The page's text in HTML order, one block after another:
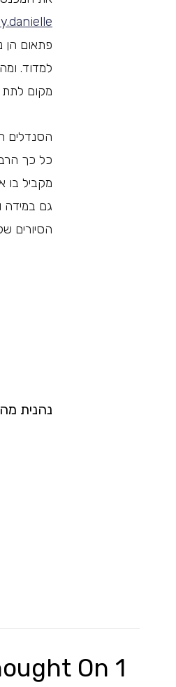
פתאום הן
למדוד.
מקום לתת
הסנדלים
כל כך
מקביל בו
גם במידה
הסיורים
נהנית
1 Thought On “הצצה לארון של: אור בן-עמי”